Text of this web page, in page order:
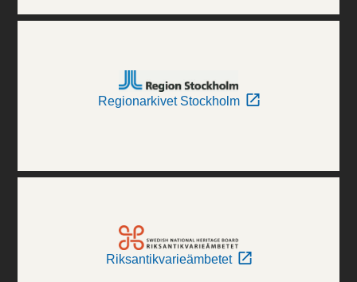
Regionarkivet Stockholm
Riksantikvarieämbetet